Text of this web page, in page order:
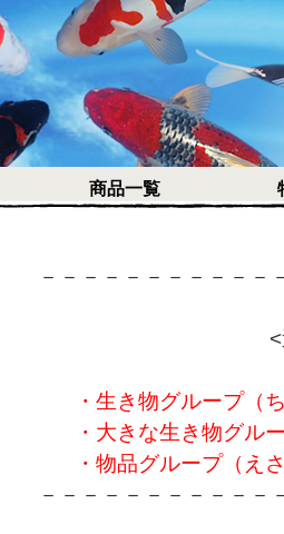
商品一覧
－－－－－－－－－－－
・生き物グループ
・大きな生き物グ
・物品グループ
－－－－－－－－－－－